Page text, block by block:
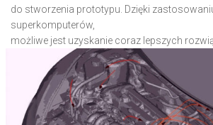
do stworzenia prototypu. Dzięki
superkomputerów,
możliwe jest uzyskanie coraz lepszych